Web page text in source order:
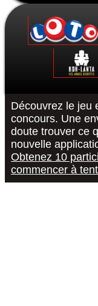
Loto : le
Euromillions :
Koh-Lanta : Les
The Voice 10 -
Le Grand Quiz -
"R or
District Z :
Découvrez le jeu
concours. Une
doute trouver ce
nouvelle
Obtenez 10
commencer à